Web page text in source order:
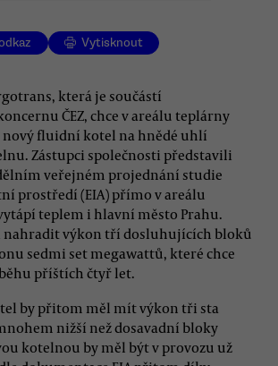
Vytisknout
která je součástí
ČEZ, chce v areálu teplárny
fluidní kotel na hnědé uhlí
Zástupci společnosti představili
veřejném projednání studie
prostředí (EIA) přímo v areálu
teplem i hlavní město Prahu.
nahradit výkon tří dosluhujících bloků
sedmi set megawattů, které chce
příštích čtyř let.
by přitom měl mít výkon tři sta
nižší než dosavadní bloky
kotelnou by měl být v provozu už